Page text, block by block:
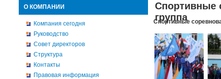
О КОМПАНИИ
Компания сегодня
Руководство
Совет директоров
Структура
Контакты
Правовая информация
Спортивные
группа
Спортивные